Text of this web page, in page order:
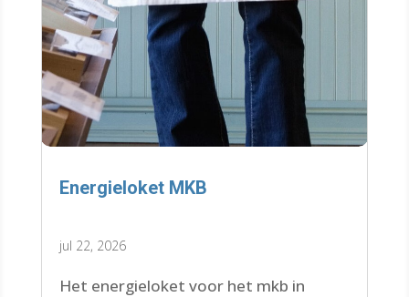
Energieloket MKB
jul 22, 2026
Het energieloket voor het mkb in